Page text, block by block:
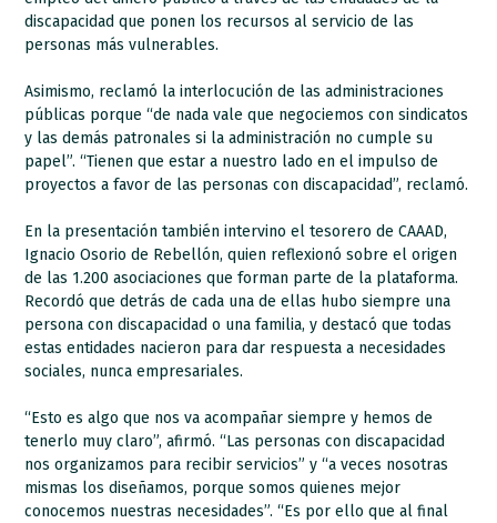
discapacidad que ponen los recursos al servicio de las
personas más vulnerables.
Asimismo, reclamó la interlocución de las administraciones
públicas porque “de nada vale que negociemos con sindicatos
y las demás patronales si la administración no cumple su
papel”. “Tienen que estar a nuestro lado en el impulso de
proyectos a favor de las personas con discapacidad”, reclamó.
En la presentación también intervino el tesorero de CAAAD,
Ignacio Osorio de Rebellón, quien reflexionó sobre el origen
de las 1.200 asociaciones que forman parte de la plataforma.
Recordó que detrás de cada una de ellas hubo siempre una
persona con discapacidad o una familia, y destacó que todas
estas entidades nacieron para dar respuesta a necesidades
sociales, nunca empresariales.
“Esto es algo que nos va acompañar siempre y hemos de
tenerlo muy claro”, afirmó. “Las personas con discapacidad
nos organizamos para recibir servicios” y “a veces nosotras
mismas los diseñamos, porque somos quienes mejor
conocemos nuestras necesidades”. “Es por ello que al final